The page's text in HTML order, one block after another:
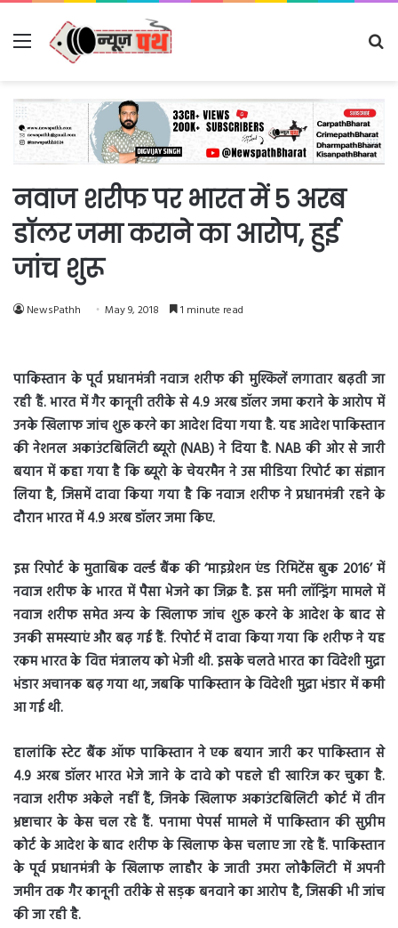
Menu
नवाज शरीफ पर भारत में 5 अरब
डॉलर जमा कराने का आरोप, हुई
जांच शुरू
NewsPathh May 9, 2018 1 minute read
पाकिस्तान के पूर्व प्रधानमंत्री नवाज शरीफ की मुश्किलें लगातार बढ़ती जा
रही हैं. भारत में गैर कानूनी तरीके से 4.9 अरब डॉलर जमा कराने के आरोप में
उनके खिलाफ जांच शुरू करने का आदेश दिया गया है. यह आदेश पाकिस्तान
की नेशनल अकाउंटबिलिटी ब्यूरो (NAB) ने दिया है. NAB की ओर से जारी
बयान में कहा गया है कि ब्यूरो के चेयरमैन ने उस मीडिया रिपोर्ट का संज्ञान
लिया है, जिसमें दावा किया गया है कि नवाज शरीफ ने प्रधानमंत्री रहने के
दौरान भारत में 4.9 अरब डॉलर जमा किए.
इस रिपोर्ट के मुताबिक वर्ल्ड बैंक की ‘माइग्रेशन एंड रिमिटेंस बुक 2016’ में
नवाज शरीफ के भारत में पैसा भेजने का जिक्र है. इस मनी लॉन्ड्रिंग मामले में
नवाज शरीफ समेत अन्य के खिलाफ जांच शुरू करने के आदेश के बाद से
उनकी समस्याएं और बढ़ गई हैं. रिपोर्ट में दावा किया गया कि शरीफ ने यह
रकम भारत के वित्त मंत्रालय को भेजी थी. इसके चलते भारत का विदेशी मुद्रा
भंडार अचानक बढ़ गया था, जबकि पाकिस्तान के विदेशी मुद्रा भंडार में कमी
आ गई थी.
हालांकि स्टेट बैंक ऑफ पाकिस्तान ने एक बयान जारी कर पाकिस्तान से
4.9 अरब डॉलर भारत भेजे जाने के दावे को पहले ही खारिज कर चुका है.
नवाज शरीफ अकेले नहीं हैं, जिनके खिलाफ अकाउंटबिलिटी कोर्ट में तीन
भ्रष्टाचार के केस चल रहे हैं. पनामा पेपर्स मामले में पाकिस्तान की सुप्रीम
कोर्ट के आदेश के बाद शरीफ के खिलाफ केस चलाए जा रहे हैं. पाकिस्तान
के पूर्व प्रधानमंत्री के खिलाफ लाहौर के जाती उमरा लोकैलिटी में अपनी
जमीन तक गैर कानूनी तरीके से सड़क बनवाने का आरोप है, जिसकी भी जांच
की जा रही है.